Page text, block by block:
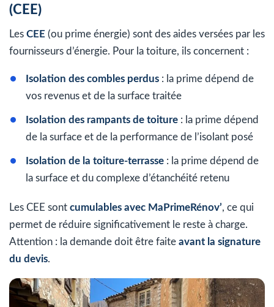
(CEE)
Les CEE (ou prime énergie) sont des aides versées par les
fournisseurs d’énergie. Pour la toiture, ils concernent :
Isolation des combles perdus : la prime dépend de
vos revenus et de la surface traitée
Isolation des rampants de toiture : la prime dépend
de la surface et de la performance de l’isolant posé
Isolation de la toiture-terrasse : la prime dépend de
la surface et du complexe d’étanchéité retenu
Les CEE sont cumulables avec MaPrimeRénov’, ce qui
permet de réduire significativement le reste à charge.
Attention : la demande doit être faite avant la signature
du devis.